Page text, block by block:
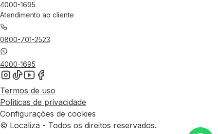
4000-1695
Atendimento ao cliente
0800-701-2523
4000-1695
Termos de uso
Políticas de privacidade
Configurações de cookies
© Localiza - Todos os direitos reservados.